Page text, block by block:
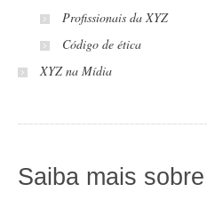
Profissionais da XYZ
Código de ética
XYZ na Mídia
Saiba mais